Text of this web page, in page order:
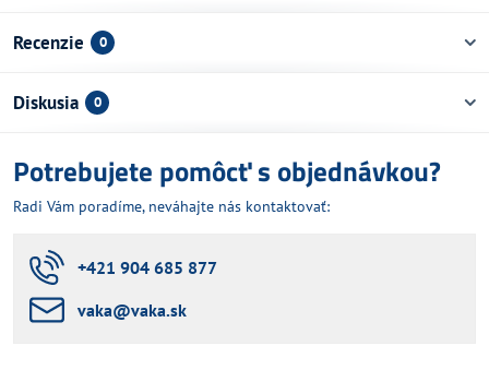
Recenzie 0
Diskusia 0
Potrebujete pomôcť s objednávkou?
Radi Vám poradíme, neváhajte nás kontaktovať:
+421 904 685 877
vaka​@vaka​.sk